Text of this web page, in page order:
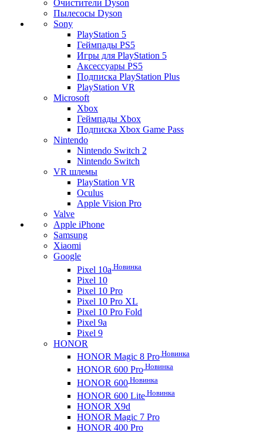
Очистители Dyson
Пылесосы Dyson
Sony
PlayStation 5
Геймпады PS5
Игры для PlayStation 5
Аксессуары PS5
Подписка PlayStation Plus
PlayStation VR
Microsoft
Xbox
Геймпады Xbox
Подписка Xbox Game Pass
Nintendo
Nintendo Switch 2
Nintendo Switch
VR шлемы
PlayStation VR
Oculus
Apple Vision Pro
Valve
Apple iPhone
Samsung
Xiaomi
Google
Pixel 10a Новинка
Pixel 10
Pixel 10 Pro
Pixel 10 Pro XL
Pixel 10 Pro Fold
Pixel 9a
Pixel 9
HONOR
HONOR Magic 8 Pro Новинка
HONOR 600 Pro Новинка
HONOR 600 Новинка
HONOR 600 Lite Новинка
HONOR X9d
HONOR Magic 7 Pro
HONOR 400 Pro